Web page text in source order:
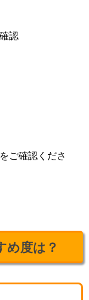
認
ご確認くださ
め度は？